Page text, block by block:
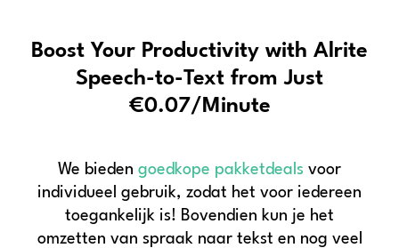
Boost Your Productivity with Alrite
Speech-to-Text from Just
€0.07/Minute
We bieden goedkope pakketdeals voor
individueel gebruik, zodat het voor iedereen
toegankelijk is! Bovendien kun je het
omzetten van spraak naar tekst en nog veel